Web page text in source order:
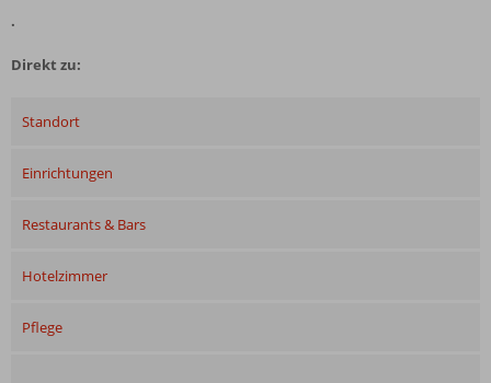
.
Direkt zu:
Standort
Einrichtungen
Restaurants & Bars
Hotelzimmer
Pflege